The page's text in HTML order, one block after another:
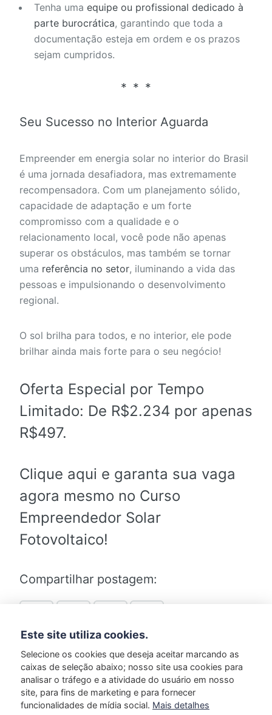
Tenha uma equipe ou profissional dedicado à
parte burocrática, garantindo que toda a
documentação esteja em ordem e os prazos
sejam cumpridos.
Seu Sucesso no Interior Aguarda
Empreender em energia solar no interior do Brasil
é uma jornada desafiadora, mas extremamente
recompensadora. Com um planejamento sólido,
capacidade de adaptação e um forte
compromisso com a qualidade e o
relacionamento local, você pode não apenas
superar os obstáculos, mas também se tornar
uma referência no setor, iluminando a vida das
pessoas e impulsionando o desenvolvimento
regional.
O sol brilha para todos, e no interior, ele pode
brilhar ainda mais forte para o seu negócio!
Oferta Especial por Tempo
Limitado: De R$2.234 por apenas
R$497.
Clique aqui e garanta sua vaga
agora mesmo no Curso
Empreendedor Solar
Fotovoltaico!
Compartilhar postagem:
Marcado em: Dicas
Este site utiliza cookies.
Selecione os cookies que deseja aceitar marcando as
caixas de seleção abaixo; nosso site usa cookies para
analisar o tráfego e a atividade do usuário em nosso
site, para fins de marketing e para fornecer
funcionalidades de mídia social. Mais detalhes